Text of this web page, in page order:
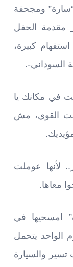
ومجحفة
مقدمة الحفل
كبيرة،
السوداني-.
في مكانك يا
القوي، مش
لأنها عوملت
معاها.
امسحيها في
الواحد يتحمل
والسيارة